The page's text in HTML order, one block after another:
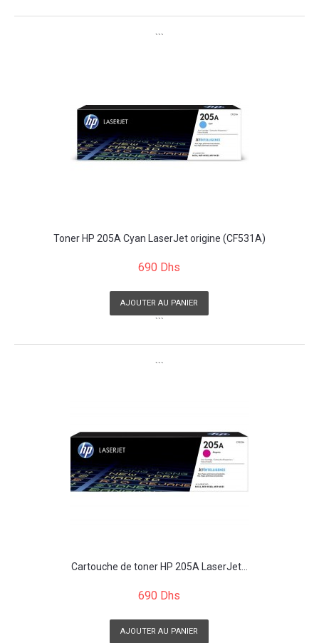
```
Toner HP 205A Cyan LaserJet origine (CF531A)
690 Dhs
AJOUTER AU PANIER
```
```
Cartouche de toner HP 205A LaserJet...
690 Dhs
AJOUTER AU PANIER